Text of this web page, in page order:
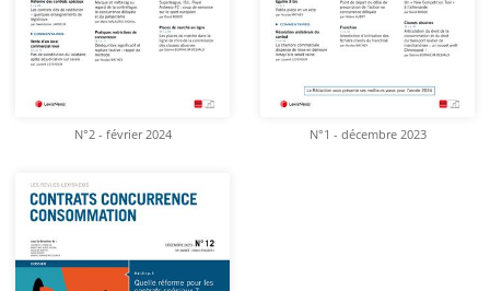
N°2 - février 2024 N°1 - décembre 2023